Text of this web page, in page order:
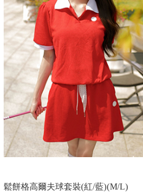
鬆餅格高爾夫球套裝(紅/藍)(M/L)